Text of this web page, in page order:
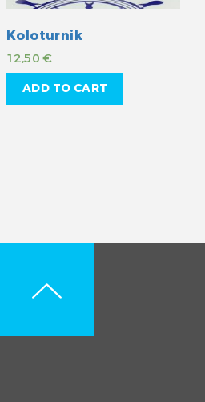
Koloturnik
12,50€
ADD TO CART